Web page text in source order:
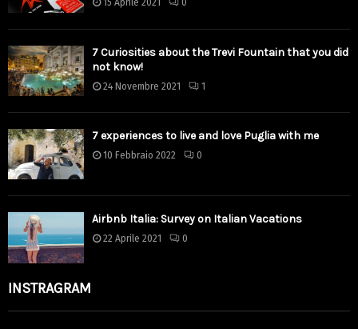
15 Aprile 2021 0
7 Curiosities about the Trevi Fountain that you did
not know!
24 Novembre 2021 1
7 experiences to live and love Puglia with me
10 Febbraio 2022 0
Airbnb Italia: Survey on Italian Vacations
22 Aprile 2021 0
INSTRAGRAM